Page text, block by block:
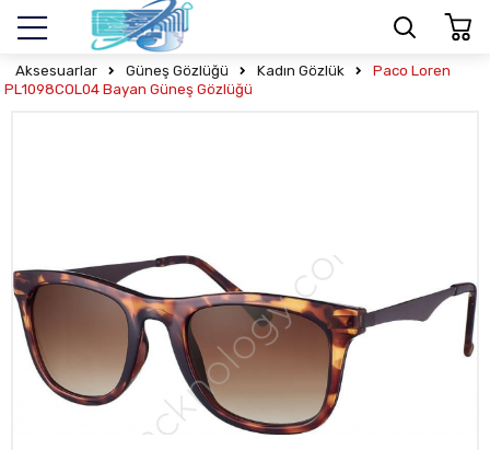
Aksesuarlar Güneş Gözlüğü Kadın Gözlük
Paco Loren
PL1098COL04 Bayan Güneş Gözlüğü